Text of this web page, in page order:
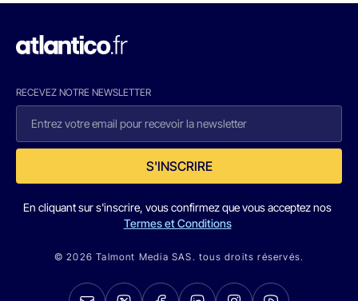
RECEVEZ NOTRE NEWSLETTER
S'INSCRIRE
En cliquant sur s'inscrire, vous confirmez que vous acceptez nos
Termes et Conditions
© 2026 Talmont Media SAS. tous droits réservés.